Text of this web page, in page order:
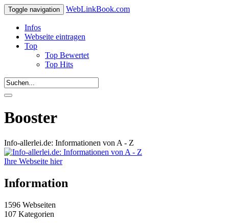
Toggle navigation WebLinkBook.com
Infos
Webseite eintragen
Top
Top Bewertet
Top Hits
Booster
Info-allerlei.de: Informationen von A - Z
Ihre Webseite hier
Information
1596 Webseiten
107 Kategorien